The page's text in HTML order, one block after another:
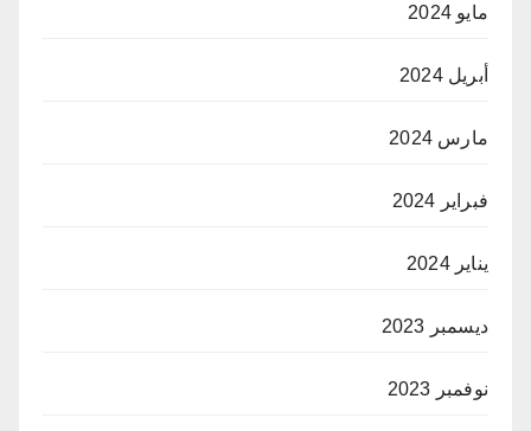
مايو 2024
أبريل 2024
مارس 2024
فبراير 2024
يناير 2024
ديسمبر 2023
نوفمبر 2023